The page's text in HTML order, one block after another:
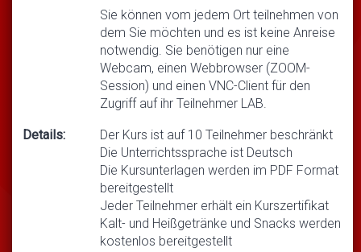
Sie können vom jedem Ort teilnehmen von
dem Sie möchten und es ist keine Anreise
notwendig. Sie benötigen nur eine
Webcam, einen Webbrowser (ZOOM-
Session) und einen VNC-Client für den
Zugriff auf ihr Teilnehmer LAB.
Details:
Der Kurs ist auf 10 Teilnehmer beschränkt
Die Unterrichtssprache ist Deutsch
Die Kursunterlagen werden im PDF Format
bereitgestellt
Jeder Teilnehmer erhält ein Kurszertifikat
Kalt- und Heißgetränke und Snacks werden
kostenlos bereitgestellt